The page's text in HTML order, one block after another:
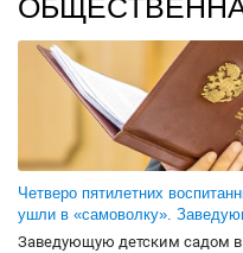
Четверо пятилетних
ушли в «самоволку».
Заведующую детским садом